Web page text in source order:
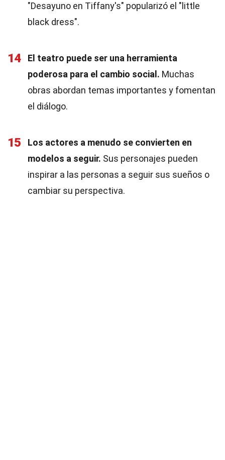
"Desayuno en Tiffany's" popularizó el "little
black dress".
14
El teatro puede ser una herramienta
poderosa para el cambio social. Muchas
obras abordan temas importantes y fomentan
el diálogo.
15
Los actores a menudo se convierten en
modelos a seguir. Sus personajes pueden
inspirar a las personas a seguir sus sueños o
cambiar su perspectiva.